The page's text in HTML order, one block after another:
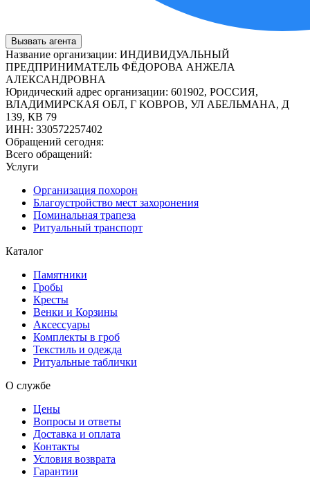
Вызвать агента
Название организации: ИНДИВИДУАЛЬНЫЙ
ПРЕДПРИНИМАТЕЛЬ ФЁДОРОВА АНЖЕЛА
АЛЕКСАНДРОВНА
Юридический адрес организации: 601902, РОССИЯ,
ВЛАДИМИРСКАЯ ОБЛ, Г КОВРОВ, УЛ АБЕЛЬМАНА, Д
139, КВ 79
ИНН: 330572257402
Обращений сегодня:
Всего обращений:
Услуги
Организация похорон
Благоустройство мест захоронения
Поминальная трапеза
Ритуальный транспорт
Каталог
Памятники
Гробы
Кресты
Венки и Корзины
Аксессуары
Комплекты в гроб
Текстиль и одежда
Ритуальные таблички
О службе
Цены
Вопросы и ответы
Доставка и оплата
Контакты
Условия возврата
Гарантии